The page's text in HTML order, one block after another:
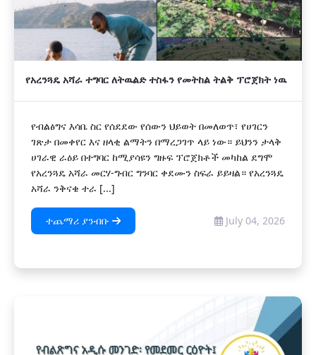
የአረንጓዴ አሻራ ተግባር ለትዉልድ ተስፋን የመትከል ትልቅ ፕሮጀክት ነዉ
የብልፅግና እሳቤ ስር የሰደደው የሰውን ህይወት በመለወጥ፣ የሀገርን
ገጽታ በመቀየር እና ዘላቂ ልማትን በማረጋገጥ ላይ ነው። ይህንን ታላቅ
ሀገራዊ ራዕይ በተግባር ከሚያሳዩን ግዙፍ ፕሮጀክቶች መካከል ደግሞ
የአረንጓዴ አሻራ መርሃ-ግብር ግንባር ቀደሙን ስፍራ ይይዛል። የአረንጓዴ
አሻራ ንቅናቄ ተራ [...]
ተጨማሪ ያንብቡ July 04, 2026